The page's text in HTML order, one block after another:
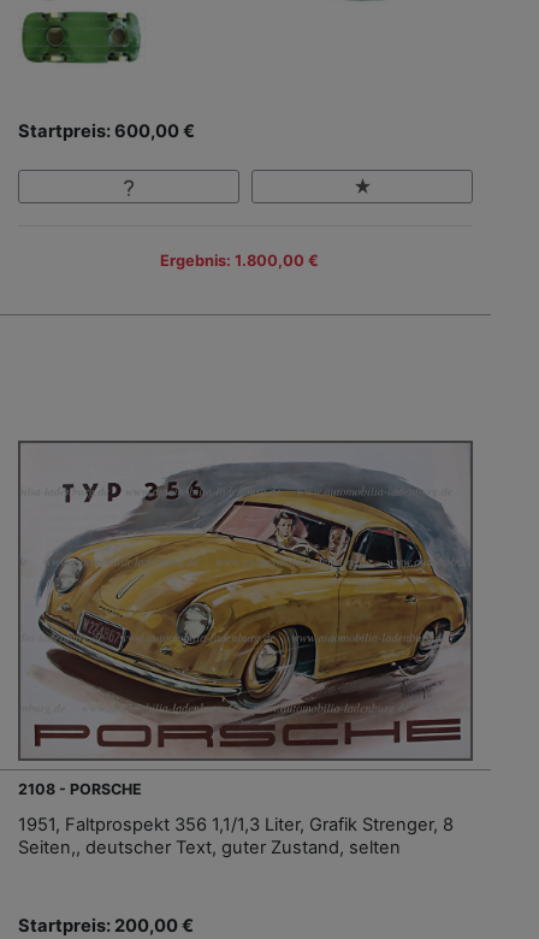
Startpreis: 600,00 €
Ergebnis: 1.800,00 €
2108 - PORSCHE
1951, Faltprospekt 356 1,1/1,3 Liter, Grafik Strenger, 8
Seiten,, deutscher Text, guter Zustand, selten
Startpreis: 200,00 €